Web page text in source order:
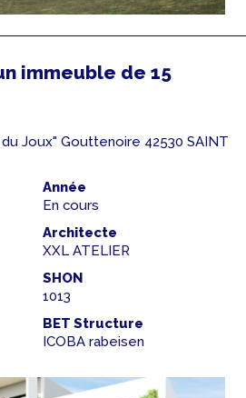
immeuble de 15
Joux" Gouttenoire 42530 SAINT
Année
En cours
Architecte
XXL ATELIER
SHON
1013
BET Structure
ICOBA rabeisen